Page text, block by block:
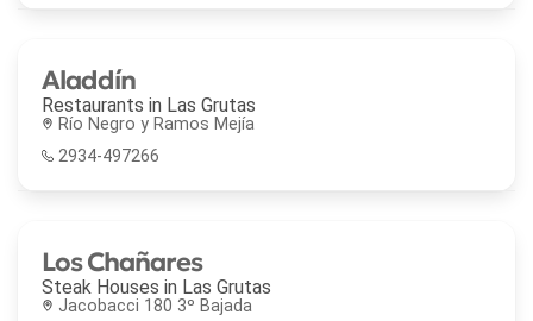
Aladdín
Restaurants in Las Grutas
Río Negro y Ramos Mejía
2934-497266
Los Chañares
Steak Houses in Las Grutas
Jacobacci 180 3º Bajada